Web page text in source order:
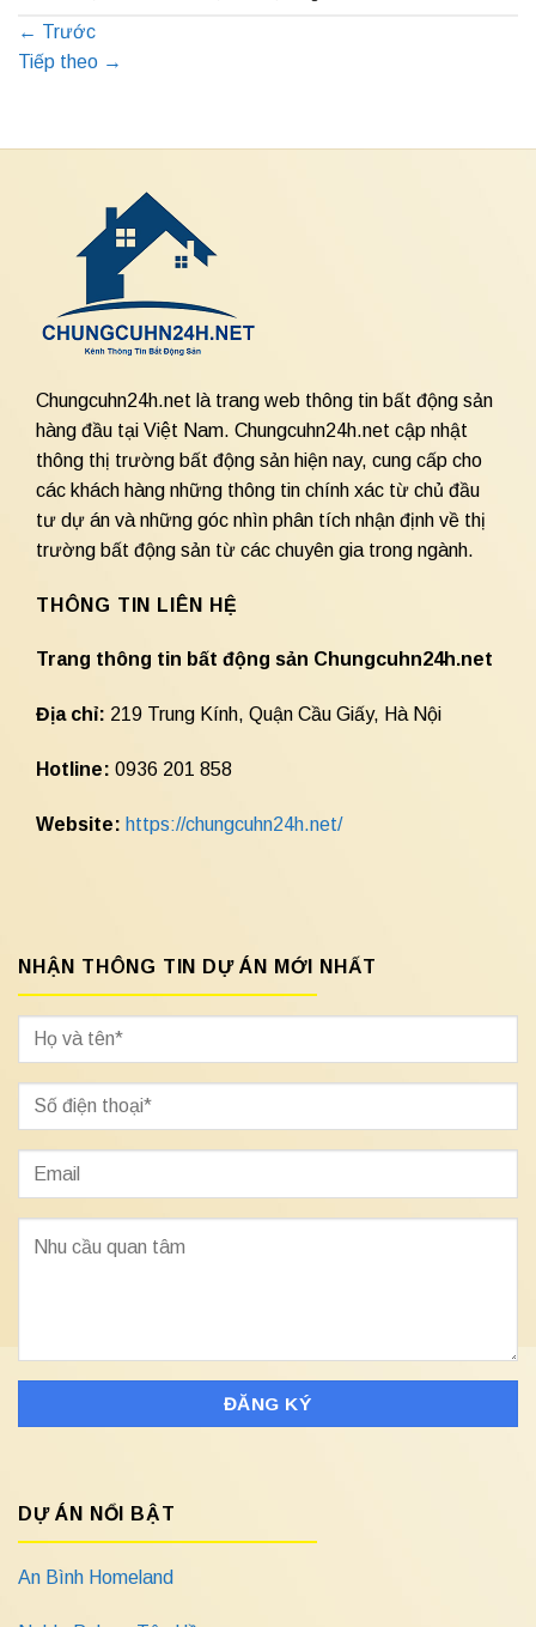
← Trước
Tiếp theo →
Chungcuhn24h.net là trang web thông tin bất động sản
hàng đầu tại Việt Nam. Chungcuhn24h.net cập nhật
thông thị trường bất động sản hiện nay, cung cấp cho
các khách hàng những thông tin chính xác từ chủ đầu
tư dự án và những góc nhìn phân tích nhận định về thị
trường bất động sản từ các chuyên gia trong ngành.
THÔNG TIN LIÊN HỆ
Trang thông tin bất động sản Chungcuhn24h.net
Địa chỉ: 219 Trung Kính, Quận Cầu Giấy, Hà Nội
Hotline: 0936 201 858
Website: https://chungcuhn24h.net/
NHẬN THÔNG TIN DỰ ÁN MỚI NHẤT
DỰ ÁN NỔI BẬT
An Bình Homeland